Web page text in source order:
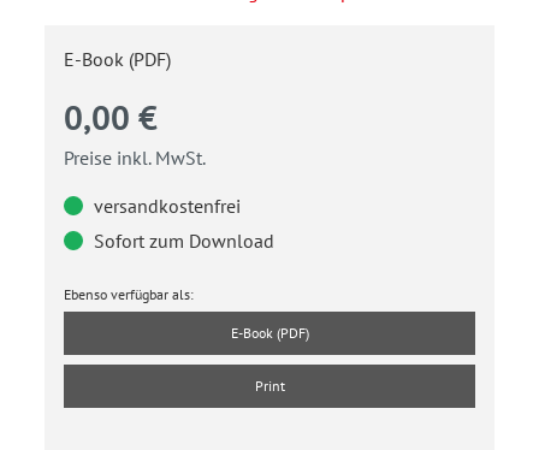
E-Book (PDF)
0,00 €
Preise inkl. MwSt.
versandkostenfrei
Sofort zum Download
Ebenso verfügbar als:
E-Book (PDF)
Print